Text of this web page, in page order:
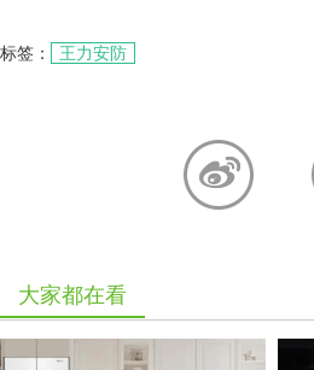
标签： 王力安防
大家都在看